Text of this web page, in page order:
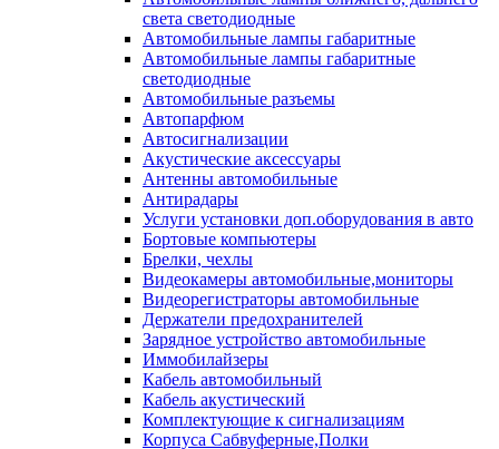
света светодиодные
Автомобильные лампы габаритные
Автомобильные лампы габаритные
светодиодные
Автомобильные разъемы
Автопарфюм
Автосигнализации
Акустические аксессуары
Антенны автомобильные
Антирадары
Услуги установки доп.оборудования в авто
Бортовые компьютеры
Брелки, чехлы
Видеокамеры автомобильные,мониторы
Видеорегистраторы автомобильные
Держатели предохранителей
Зарядное устройство автомобильные
Иммобилайзеры
Кабель автомобильный
Кабель акустический
Комплектующие к сигнализациям
Корпуса Сабвуферные,Полки